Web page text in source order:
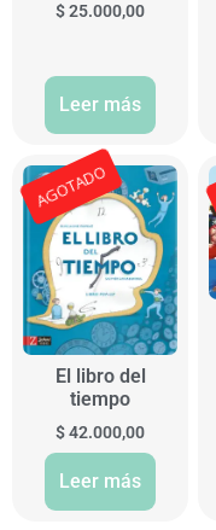
$25.000,00
Leer más
AGOTADO
El libro del
tiempo
$42.000,00
Leer más